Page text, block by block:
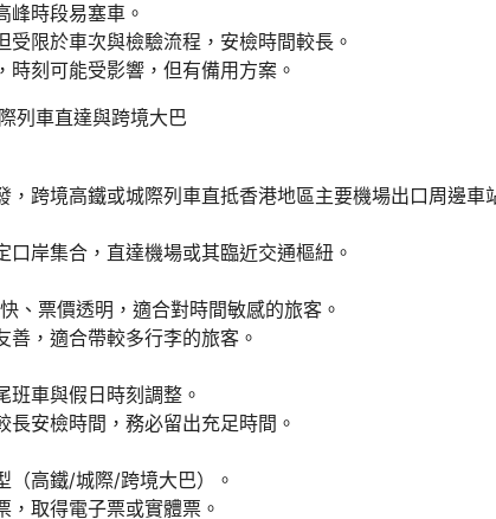
峰時段易塞車。
受限於車次與檢驗流程，安檢時間較長。
時刻可能受影響，但有備用方案。
列車直達與跨境大巴
，跨境高鐵或城際列車直抵香港地區主要機場出口周邊車
口岸集合，直達機場或其臨近交通樞紐。
、票價透明，適合對時間敏感的旅客。
善，適合帶較多行李的旅客。
班車與假日時刻調整。
長安檢時間，務必留出充足時間。
（高鐵/城際/跨境大巴）。
，取得電子票或實體票。